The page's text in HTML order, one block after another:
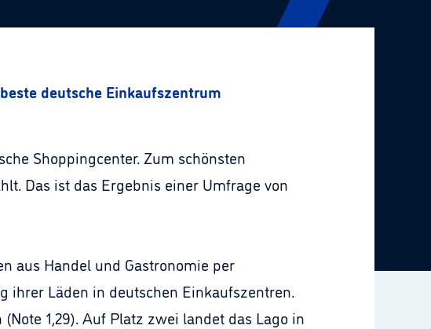
deutsche Einkaufszentrum
Shoppingcenter. Zum schönsten
Das ist das Ergebnis einer Umfrage von
aus Handel und Gastronomie per
ihrer Läden in deutschen Einkaufszentren.
1,29). Auf Platz zwei landet das Lago in